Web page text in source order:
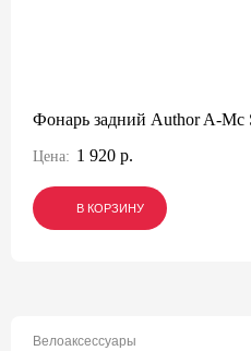
Фонарь задний Author A-Mc
Цена: 1 920 р.
В КОРЗИНУ
В КОРЗИНУ
В КОРЗИНУ
Велоаксессуары